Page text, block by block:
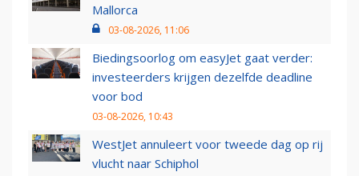
Mallorca
03-08-2026, 11:06
Biedingsoorlog om easyJet gaat verder:
investeerders krijgen dezelfde deadline
voor bod
03-08-2026, 10:43
WestJet annuleert voor tweede dag op rij
vlucht naar Schiphol